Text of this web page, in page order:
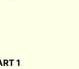
1